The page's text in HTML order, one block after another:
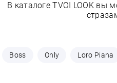
В каталоге TVOI LOOK вы
Boss Only Loro Piana